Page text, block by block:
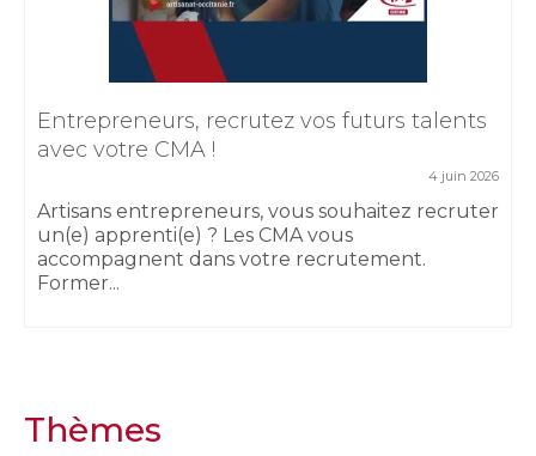
Entrepreneurs, recrutez vos futurs talents
avec votre CMA !
4 juin 2026
Artisans entrepreneurs, vous souhaitez recruter
un(e) apprenti(e) ? Les CMA vous
accompagnent dans votre recrutement.
Former...
Thèmes